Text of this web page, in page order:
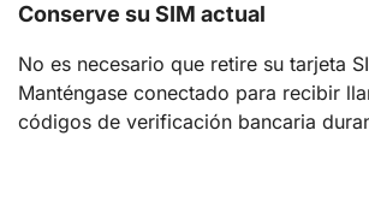
Conserve su SIM actual
No es necesario que retire su tarjeta
Manténgase conectado para recibir
códigos de verificación bancaria